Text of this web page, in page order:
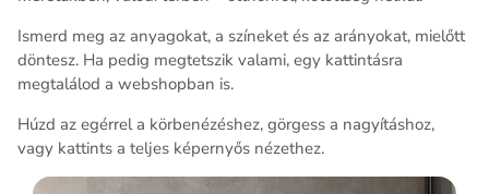
Ismerd meg az anyagokat, a színeket és az arányokat, mielőtt
döntesz. Ha pedig megtetszik valami, egy kattintásra
megtalálod a webshopban is.
Húzd az egérrel a körbenézéshez, görgess a nagyításhoz,
vagy kattints a teljes képernyős nézethez.